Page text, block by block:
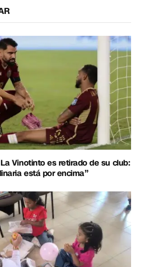
Vinotinto es retirado de su club:
está por encima”